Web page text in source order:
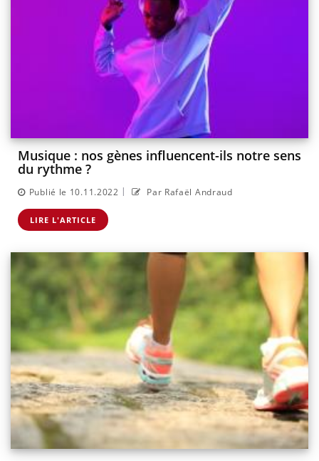
Musique : nos gènes influencent-ils notre sens
du rythme ?
Publié le 10.11.2022 | Par Rafaël Andraud
LIRE L'ARTICLE